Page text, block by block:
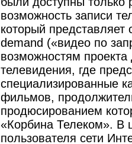
возможность записи
который представляет
demand («видео по
возможностям
телевидения, где
специализированные
фильмов,
продюсированием
«Корбина Телеком». В
пользователя сети